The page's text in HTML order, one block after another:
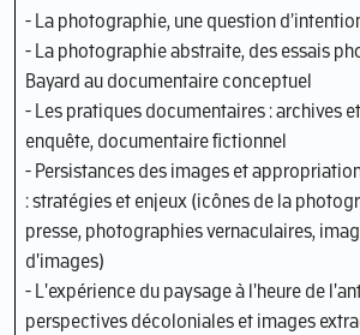
- La photographie, une question
- La photographie abstraite, des essais
Bayard au documentaire conceptuel
- Les pratiques documentaires : archives
enquête, documentaire fictionnel
- Persistances des images et
: stratégies et enjeux (icônes de la
presse, photographies vernaculaires,
d'images)
- L'expérience du paysage à l'heure de
perspectives décoloniales et images